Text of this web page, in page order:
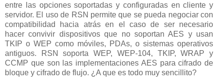
entre las opciones soportadas y configuradas en cliente y
servidor. El uso de RSN permite que se pueda negociar con
compatibilidad hacia atrás en el caso de ser necesario
hacer convivir dispositivos que no soportan AES y usan
TKIP o WEP como móviles, PDAs, o sistemas operativos
antiguos. RSN soporta WEP, WEP-104, TKIP, WRAP y
CCMP que son las implementaciones AES para cifrado de
bloque y cifrado de flujo. ¿A que es todo muy sencillito?